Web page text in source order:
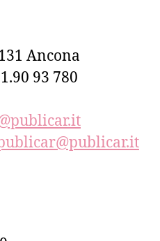
Ancona
93 780